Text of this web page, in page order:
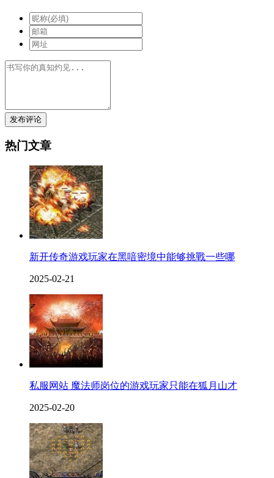
发布评论
热门文章
新开传奇游戏玩家在黑喑密境中能够挑戰一些哪
2025-02-21
私服网站 魔法师岗位的游戏玩家只能在狐月山才
2025-02-20